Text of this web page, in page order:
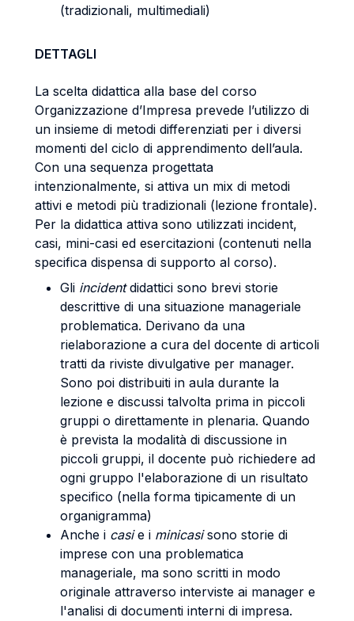
(tradizionali, multimediali)
DETTAGLI
La scelta didattica alla base del corso
Organizzazione d’Impresa prevede l’utilizzo di
un insieme di metodi differenziati per i diversi
momenti del ciclo di apprendimento dell’aula.
Con una sequenza progettata
intenzionalmente, si attiva un mix di metodi
attivi e metodi più tradizionali (lezione frontale).
Per la didattica attiva sono utilizzati incident,
casi, mini-casi ed esercitazioni (contenuti nella
specifica dispensa di supporto al corso).
Gli incidentdidattici sono brevi storie
descrittive di una situazione manageriale
problematica. Derivano da una
rielaborazione a cura del docente di articoli
tratti da riviste divulgative per manager.
Sono poi distribuiti in aula durante la
lezione e discussi talvolta prima in piccoli
gruppi o direttamente in plenaria. Quando
è prevista la modalità di discussione in
piccoli gruppi, il docente può richiedere ad
ogni gruppo l'elaborazione di un risultato
specifico (nella forma tipicamente di un
organigramma)
Anche i casie i minicasisono storie di
imprese con una problematica
manageriale, ma sono scritti in modo
originale attraverso interviste ai manager e
l'analisi di documenti interni di impresa.